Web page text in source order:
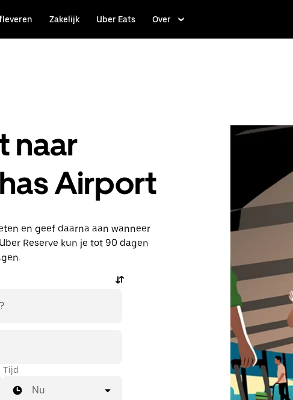
Zakelijk Uber Eats Over
naar
Airport
en geef daarna aan wanneer
Reserve kun je tot 90 dagen
Tijd
Nu